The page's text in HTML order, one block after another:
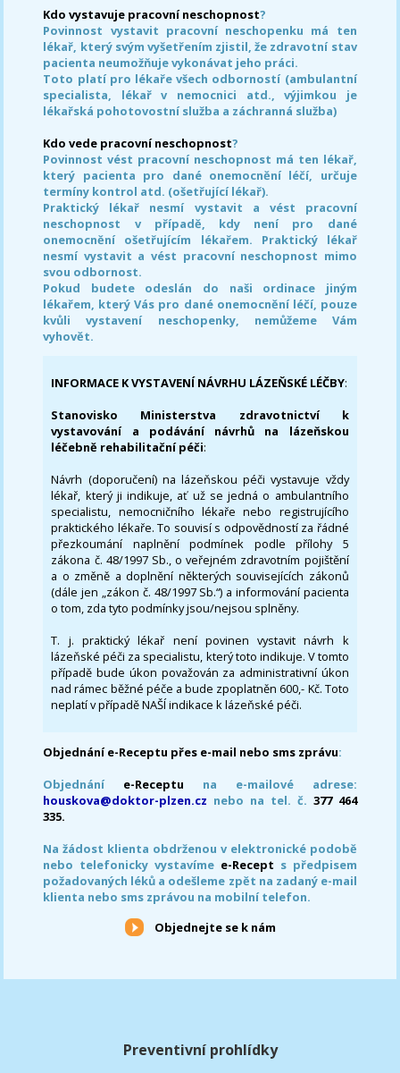
Kdo vystavuje pracovní neschopnost?
Povinnost vystavit pracovní neschopenku má ten
lékař, který svým vyšetřením zjistil, že zdravotní stav
pacienta neumožňuje vykonávat jeho práci.
Toto platí pro lékaře všech odborností (ambulantní
specialista, lékař v nemocnici atd., výjimkou je
lékařská pohotovostní služba a záchranná služba)
Kdo vede pracovní neschopnost?
Povinnost vést pracovní neschopnost má ten lékař,
který pacienta pro dané onemocnění léčí, určuje
termíny kontrol atd. (ošetřující lékař).
Praktický lékař nesmí vystavit a vést pracovní
neschopnost v případě, kdy není pro dané
onemocnění ošetřujícím lékařem. Praktický lékař
nesmí vystavit a vést pracovní neschopnost mimo
svou odbornost.
Pokud budete odeslán do naši ordinace jiným
lékařem, který Vás pro dané onemocnění léčí, pouze
kvůli vystavení neschopenky, nemůžeme Vám
vyhovět.
INFORMACE K VYSTAVENÍ NÁVRHU LÁZEŇSKÉ LÉČBY:
Stanovisko Ministerstva zdravotnictví k
vystavování a podávání návrhů na lázeňskou
léčebně rehabilitační péči:
Návrh (doporučení) na lázeňskou péči vystavuje vždy
lékař, který ji indikuje, ať už se jedná o ambulantního
specialistu, nemocničního lékaře nebo registrujícího
praktického lékaře. To souvisí s odpovědností za řádné
přezkoumání naplnění podmínek podle přílohy 5
zákona č. 48/1997 Sb., o veřejném zdravotním pojištění
a o změně a doplnění některých souvisejících zákonů
(dále jen „zákon č. 48/1997 Sb.“) a informování pacienta
o tom, zda tyto podmínky jsou/nejsou splněny.
T. j. praktický lékař není povinen vystavit návrh k
lázeňské péči za specialistu, který toto indikuje. V tomto
případě bude úkon považován za administrativní úkon
nad rámec běžné péče a bude zpoplatněn 600,- Kč. Toto
neplatí v případě NAŠÍ indikace k lázeňské péči.
Objednání e-Receptu přes e-mail nebo sms zprávu:
Objednání e-Receptu na e-mailové adrese:
houskova@doktor-plzen.cz nebo na tel. č. 377 464
335.
Na žádost klienta obdrženou v elektronické podobě
nebo telefonicky vystavíme e-Recept s předpisem
požadovaných léků a odešleme zpět na zadaný e-mail
klienta nebo sms zprávou na mobilní telefon.
Objednejte se k nám
Preventivní prohlídky